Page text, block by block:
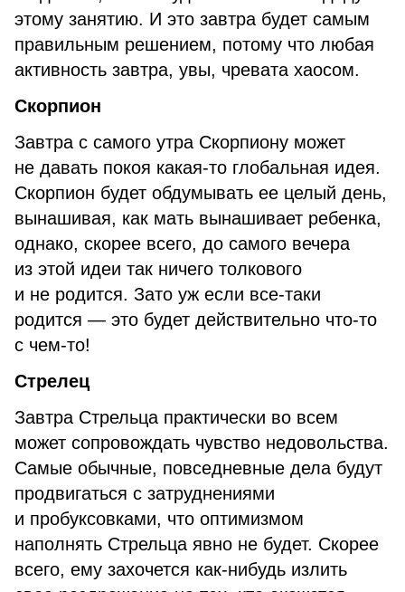
этому занятию. И это завтра будет самым
правильным решением, потому что любая
активность завтра, увы, чревата хаосом.
Скорпион
Завтра с самого утра Скорпиону может
не давать покоя какая-то глобальная идея.
Скорпион будет обдумывать ее целый день,
вынашивая, как мать вынашивает ребенка,
однако, скорее всего, до самого вечера
из этой идеи так ничего толкового
и не родится. Зато уж если все-таки
родится — это будет действительно что-то
с чем-то!
Стрелец
Завтра Стрельца практически во всем
может сопровождать чувство недовольства.
Самые обычные, повседневные дела будут
продвигаться с затруднениями
и пробуксовками, что оптимизмом
наполнять Стрельца явно не будет. Скорее
всего, ему захочется как-нибудь излить